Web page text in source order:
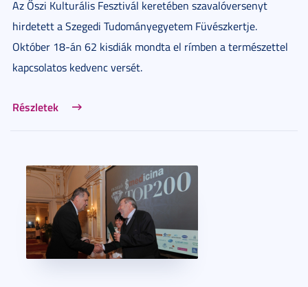
Az Őszi Kulturális Fesztivál keretében szavalóversenyt
hirdetett a Szegedi Tudományegyetem Füvészkertje.
Október 18-án 62 kisdiák mondta el rímben a természettel
kapcsolatos kedvenc versét.
Részletek